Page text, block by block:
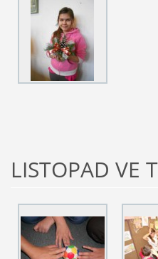
LISTOPAD VE